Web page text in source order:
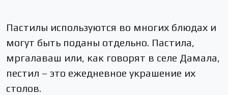
Пастилы используются во многих блюдах и
могут быть поданы отдельно. Пастила,
мргалаваш или, как говорят в селе Дамала,
пестил – это ежедневное украшение их
столов.